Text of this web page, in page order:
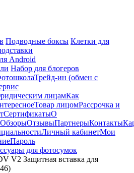
Подводные боксы Клетки для
Android
Набор для блогеров
Трейд-ин (обмен с
лицамКак
Товар лицомРассрочка и
СертификатыО
ОбзорыОтзывыПартнерыКонтакты
Личный кабинетМои
Пароль
для фотосумок
V2 Защитная вставка для